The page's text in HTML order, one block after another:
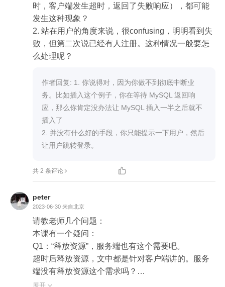
时，客户端发生超时，返回了失败响应），都可能
发生这种现象？
2. 站在用户的角度来说，很confusing，明明看到失
败，但第二次说已经有人注册。这种情况一般要怎
么处理呢？
作者回复: 1. 你说得对，因为你做不到彻底中断业
务。比如插入这个例子，你在等待 MySQL 返回响
应，那么你肯定没办法让 MySQL 插入一半之后就不
插入了
2. 并没有什么好的手段，你只能提示一下用户，然后
让用户跳转登录。
共 2 条评论 
peter
2023-06-30 来自北京
请教老师几个问题：
本课有一个疑问：
Q1：“释放资源”，服务端也有这个需要吧。
超时后释放资源，文中都是针对客户端讲的。服务
端没有释放资源这个需求吗？
展开 